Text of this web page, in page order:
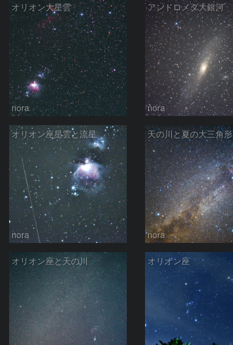
オリオン大星雲
nora
アンドロメダ大銀河
nora
オリオン座星雲と流星
nora
天の川と夏の大三角形
nora
オリオン座と天の川 オリオン座